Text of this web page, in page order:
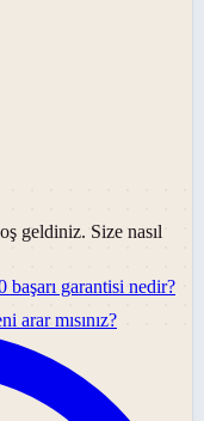
geldiniz. Size nasıl
başarı garantisi nedir?
arar mısınız?